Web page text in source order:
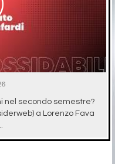
nel secondo semestre?
a Lorenzo Fava